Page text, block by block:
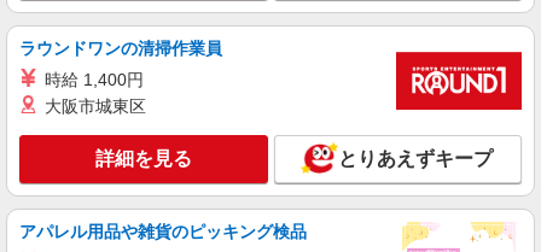
キープ 詳細を見る
アルバイト
BAYFLOW
アルバイト・パート：時給1,060円〜 ※高校在
学中の方は不可
福岡県福岡市博多区那珂6丁目23-1 ららぽー
と福岡
ラウンドワンの清掃作業員
時給 1,400円
大阪市城東区
詳細を見る とりあえずキープ
アパレル用品や雑貨のピッキング検品